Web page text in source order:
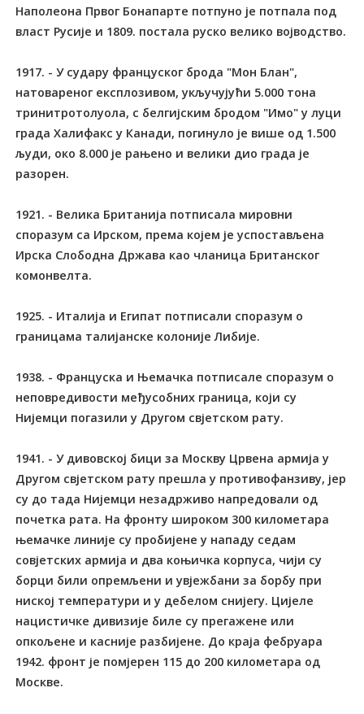
Наполеона Првог Бонапарте потпуно је потпала под
власт Русије и 1809. постала руско велико војводство.
1917. - У судару француског брода "Мон Блан",
натовареног експлозивом, укључујући 5.000 тона
тринитротолуола, с белгијским бродом "Имо" у луци
града Халифакс у Канади, погинуло је више од 1.500
људи, око 8.000 је рањено и велики дио града је
разорен.
1921. - Велика Британија потписала мировни
споразум са Ирском, према којем је успостављена
Ирска Слободна Држава као чланица Британског
комонвелта.
1925. - Италија и Египат потписали споразум о
границама талијанске колоније Либије.
1938. - Француска и Њемачка потписале споразум о
неповредивости међусобних граница, који су
Нијемци погазили у Другом свјетском рату.
1941. - У дивовској бици за Москву Црвена армија у
Другом свјетском рату прешла у противофанзиву, јер
су до тада Нијемци незадрживо напредовали од
почетка рата. На фронту широком 300 километара
њемачке линије су пробијене у нападу седам
совјетских армија и два коњичка корпуса, чији су
борци били опремљени и увјежбани за борбу при
ниској температури и у дебелом снијегу. Цијеле
нацистичке дивизије биле су прегажене или
опкољене и касније разбијене. До краја фебруара
1942. фронт је помјерен 115 до 200 километара од
Москве.